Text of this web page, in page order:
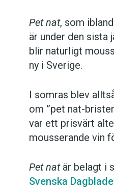
Pet nat, som
är under den sista
blir naturligt
ny i Sverige.
I somras blev
om ”pet nat-
var ett prisvärt
mousserande vin
Pet natär belagt i
Svenska